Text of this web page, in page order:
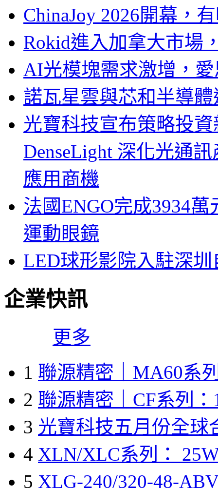
ChinaJoy 2026開幕，
Rokid進入加拿大市場
AI光模塊需求激增，
諾瓦星雲與芯和半導
光寶科技宣布策略投
DenseLight 深化光通
應用商機
法國ENGO完成3934
運動眼鏡
LED球形影院入駐深
企業快訊
更多
1 聯源精密｜MA60系
2 聯源精密｜CF系列：
3 光寶科技五月份全球
4 XLN/XLC系列：
5 XLG-240/320-48-